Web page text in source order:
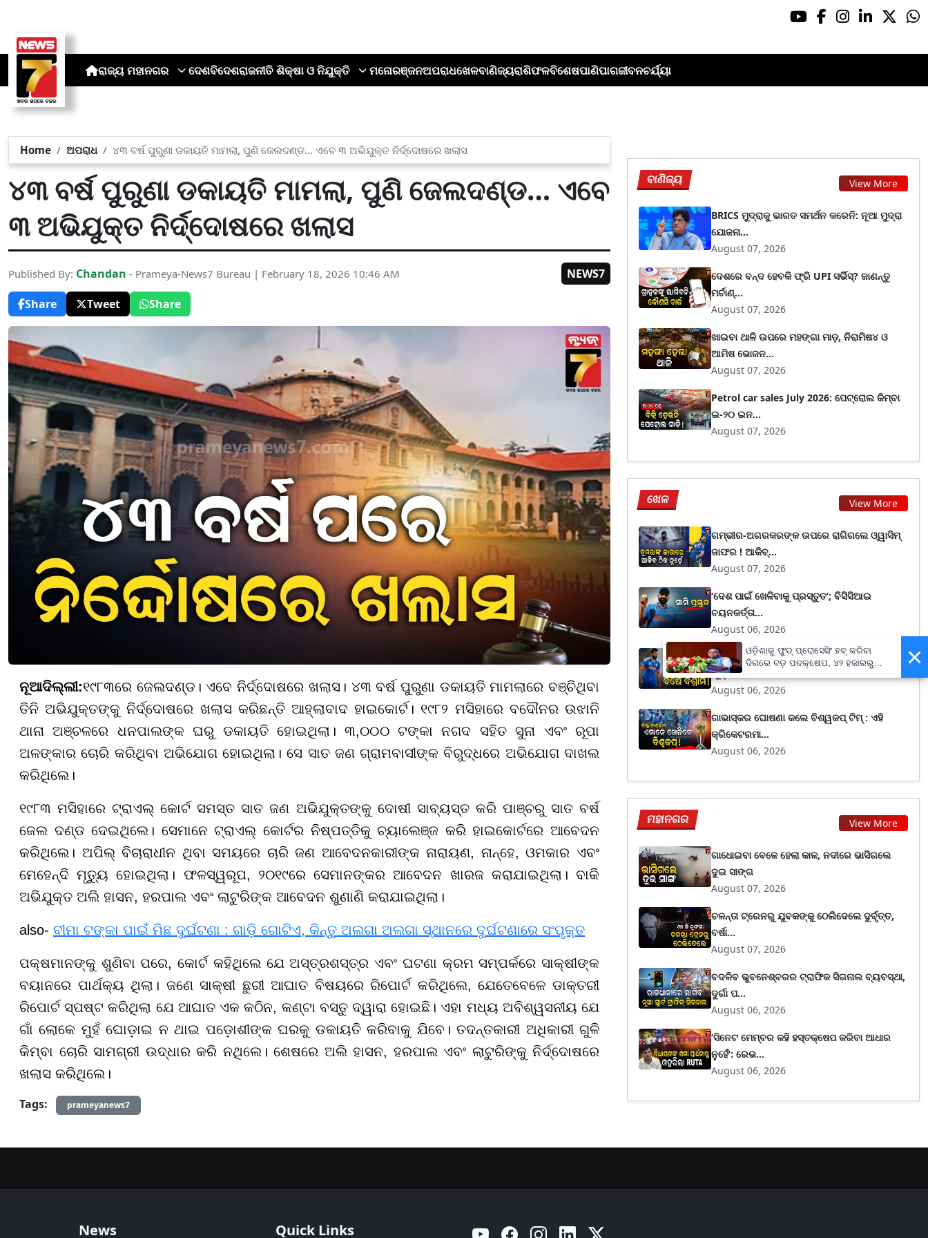
ରାଜ୍ୟ ମହାନଗର ଦେଶବିଦେଶରାଜନୀତି ଶିକ୍ଷା ଓ ନିଯୁକ୍ତି ମନୋରଞ୍ଜନଅପରାଧଖେଳବାଣିଜ୍ୟରାଶିଫଳବିଶେଷପାଣିପାଗଜୀବନଚର୍ଯ୍ୟା
Home ଅପରାଧ ୪୩ ବର୍ଷ ପୁରୁଣା ଡକାୟତି ମାମଲା, ପୁଣି ଜେଲଦଣ୍ଡ… ଏବେ ୩ ଅଭିଯୁକ୍ତ ନିର୍ଦ୍ଦୋଷରେ ଖଲାସ
୪୩ ବର୍ଷ ପୁରୁଣା ଡକାୟତି ମାମଲା, ପୁଣି ଜେଲଦଣ୍ଡ… ଏବେ
୩ ଅଭିଯୁକ୍ତ ନିର୍ଦ୍ଦୋଷରେ ଖଲାସ
Published By: Chandan - Prameya-News7 Bureau | February 18, 2026 10:46 AM
NEWS7
Share
Tweet Share
ନୂଆଦିଲ୍ଲୀ:୧୯୮୩ରେ ଜେଲଦଣ୍ଡ। ଏବେ ନିର୍ଦ୍ଦୋଷରେ ଖଲାସ। ୪୩ ବର୍ଷ ପୁରୁଣା ଡକାୟତି ମାମଲାରେ ବଞ୍ଚିଥିବା
ତିନି ଅଭିଯୁକ୍ତଙ୍କୁ ନିର୍ଦ୍ଦୋଷରେ ଖଲାସ କରିଛନ୍ତି ଆହ୍ଲାବାଦ ହାଇକୋର୍ଟ। ୧୯୮୨ ମସିହାରେ ବଦୌନର ଉଝାନି
ଥାନା ଅଞ୍ଚଳରେ ଧନପାଲଙ୍କ ଘରୁ ଡକାୟତି ହୋଇଥିଲା। ୩,୦୦୦ ଟଙ୍କା ନଗଦ ସହିତ ସୁନା ଏବଂ ରୂପା
ଅଳଙ୍କାର ଚୋରି କରିଥିବା ଅଭିଯୋଗ ହୋଇଥିଲା। ସେ ସାତ ଜଣ ଗ୍ରାମବାସୀଙ୍କ ବିରୁଦ୍ଧରେ ଅଭିଯୋଗ ଦାଖଲ
କରିଥିଲେ।
୧୯୮୩ ମସିହାରେ ଟ୍ରାଏଲ୍ କୋର୍ଟ ସମସ୍ତ ସାତ ଜଣ ଅଭିଯୁକ୍ତଙ୍କୁ ଦୋଷୀ ସାବ୍ୟସ୍ତ କରି ପାଞ୍ଚରୁ ସାତ ବର୍ଷ
ଜେଲ ଦଣ୍ଡ ଦେଇଥିଲେ। ସେମାନେ ଟ୍ରାଏଲ୍ କୋର୍ଟର ନିଷ୍ପତ୍ତିକୁ ଚ୍ୟାଲେଞ୍ଜ କରି ହାଇକୋର୍ଟରେ ଆବେଦନ
କରିଥିଲେ। ଅପିଲ୍ ବିଚାରାଧୀନ ଥିବା ସମୟରେ ଚାରି ଜଣ ଆବେଦନକାରୀଙ୍କ ନାରାୟଣ, ନାନ୍ହେ, ଓମକାର ଏବଂ
ମେହେନ୍ଦି ମୃତ୍ୟୁ ହୋଇଥିଲା। ଫଳସ୍ୱରୂପ, ୨୦୧୯ରେ ସେମାନଙ୍କର ଆବେଦନ ଖାରଜ କରାଯାଇଥିଲା। ବାକି
ଅଭିଯୁକ୍ତ ଅଲି ହାସନ, ହରପାଲ ଏବଂ ଲାଟୁରିଙ୍କ ଆବେଦନ ଶୁଣାଣି କରାଯାଇଥିଲା।
also- ବୀମା ଟଙ୍କା ପାଇଁ ମିଛ ଦୁର୍ଘଟଣା : ଗାଡ଼ି ଗୋଟିଏ, କିନ୍ତୁ ଅଲଗା ଅଲଗା ସ୍ଥାନରେ ଦୁର୍ଘଟଣାରେ ସଂପୃକ୍ତ
ପକ୍ଷମାନଙ୍କୁ ଶୁଣିବା ପରେ, କୋର୍ଟ କହିଥିଲେ ଯେ ଅସ୍ତ୍ରଶସ୍ତ୍ର ଏବଂ ଘଟଣା କ୍ରମ ସମ୍ପର୍କରେ ସାକ୍ଷୀଙ୍କ
ବୟାନରେ ପାର୍ଥକ୍ୟ ଥିଲା। ଜଣେ ସାକ୍ଷୀ ଛୁରୀ ଆଘାତ ବିଷୟରେ ରିପୋର୍ଟ କରିଥିଲେ, ଯେତେବେଳେ ଡାକ୍ତରୀ
ରିପୋର୍ଟ ସ୍ପଷ୍ଟ କରିଥିଲା ଯେ ଆଘାତ ଏକ କଠିନ, କଣ୍ଟା ବସ୍ତୁ ଦ୍ୱାରା ହୋଇଛି। ଏହା ମଧ୍ୟ ଅବିଶ୍ୱସନୀୟ ଯେ
ଗାଁ ଲୋକେ ମୁହଁ ଘୋଡ଼ାଇ ନ ଥାଇ ପଡ଼ୋଶୀଙ୍କ ଘରକୁ ଡକାୟତି କରିବାକୁ ଯିବେ। ତଦନ୍ତକାରୀ ଅଧିକାରୀ ଗୁଳି
କିମ୍ବା ଚୋରି ସାମଗ୍ରୀ ଉଦ୍ଧାର କରି ନଥିଲେ। ଶେଷରେ ଅଲି ହାସନ, ହରପାଲ ଏବଂ ଲାଟୁରିଙ୍କୁ ନିର୍ଦ୍ଦୋଷରେ
ଖଲାସ କରିଥିଲେ।
Tags:
prameyanews7
ବାଣିଜ୍ୟ View More
BRICS ମୁଦ୍ରାକୁ ଭାରତ ସମର୍ଥନ କରେନି: ନୂଆ ମୁଦ୍ରା
ଯୋଜନା...
August 07, 2026
ଦେଶରେ ବନ୍ଦ ହେବକି ଫ୍ରି UPI ସର୍ଭିସ୍? ଜାଣନ୍ତୁ
ମର୍ଚାଣ୍...
August 07, 2026
ଖାଇବା ଥାଳି ଉପରେ ମହଙ୍ଗା ମାଡ଼, ନିରାମିଷ୪ ଓ
ଆମିଷ ଭୋଜନ...
August 07, 2026
Petrol car sales July 2026: ପେଟ୍ରୋଲ କିମ୍ବା
ଇ-୨୦ ଇନ...
August 07, 2026
ଖେଳ View More
ଗମ୍ଭୀର-ଅଗରକରଙ୍କ ଉପରେ ରାଗିଗଲେ ଓ୍ୱାସିମ୍
ଜାଫର ! ଆକିବ୍...
August 07, 2026
‘ଦେଶ ପାଇଁ ଖେଳିବାକୁ ପ୍ରସ୍ତୁତ’; ବିସିସିଆଇ
ଚୟନକର୍ତ୍ତା...
August 06, 2026
ବର୍ଷେ ଯାଏଁ ଖେଳିବେନି ବୁମରା, BCCI ଦେବ ବିଶ୍ରାମ !
ପୂର୍...
August 06, 2026
ଗାଭାସ୍କର ଘୋଷଣା କଲେ ବିଶ୍ୱକପ୍ ଟିମ୍ : ଏହି
କ୍ରିକେଟରମା...
August 06, 2026
ମହାନଗର View More
ଗାଧୋଇବା ବେଳେ ହେଲା କାଳ, ନଦୀରେ ଭାସିଗଲେ
ଦୁଇ ସାଙ୍ଗ
August 07, 2026
ଚଳନ୍ତା ଟ୍ରେନରୁ ଯୁବକଙ୍କୁ ଠେଲିଦେଲେ ଦୁର୍ବୃତ୍ତ,
ବର୍ଷା...
August 07, 2026
ବଦଳିବ ଭୁବନେଶ୍ବରର ଟ୍ରାଫିକ ସିଗନାଲ ବ୍ୟବସ୍ଥା,
ଦୁର୍ଗା ପ...
August 06, 2026
‘ସିନେଟ ମେମ୍ବର କହି ହସ୍ତକ୍ଷେପ କରିବା ଆଧାର
ନୁହେଁ’: ରେଭ...
August 06, 2026
News Quick Links YouTube Facebook Instagram
×
ଓଡ଼ିଶାକୁ ଫୁଡ୍ ପ୍ରୋସେସିଂ ହବ୍ କରିବା
ଦିଗରେ ବଡ଼ ପଦକ୍ଷେପ, ୪୨ ହଜାରରୁ
ଅଧିକ ନିଯୁକ୍ତି ସୁଯୋଗ